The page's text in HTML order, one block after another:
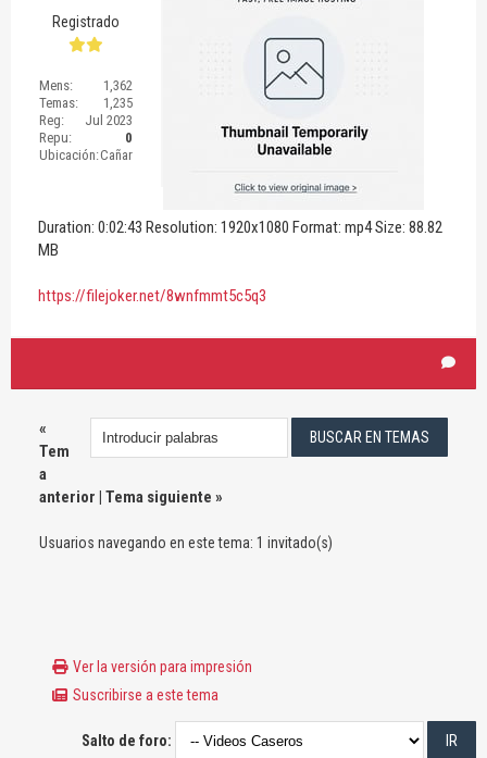
Registrado
Mens:
1,362
Temas:
1,235
Reg:
Jul 2023
Repu:
0
Ubicación:Cañar
Duration: 0:02:43 Resolution: 1920x1080 Format: mp4 Size: 88.82
MB
https://filejoker.net/8wnfmmt5c5q3
«
Tem
a
anterior | Tema siguiente »
Usuarios navegando en este tema: 1 invitado(s)
Ver la versión para impresión
Suscribirse a este tema
Salto de foro: